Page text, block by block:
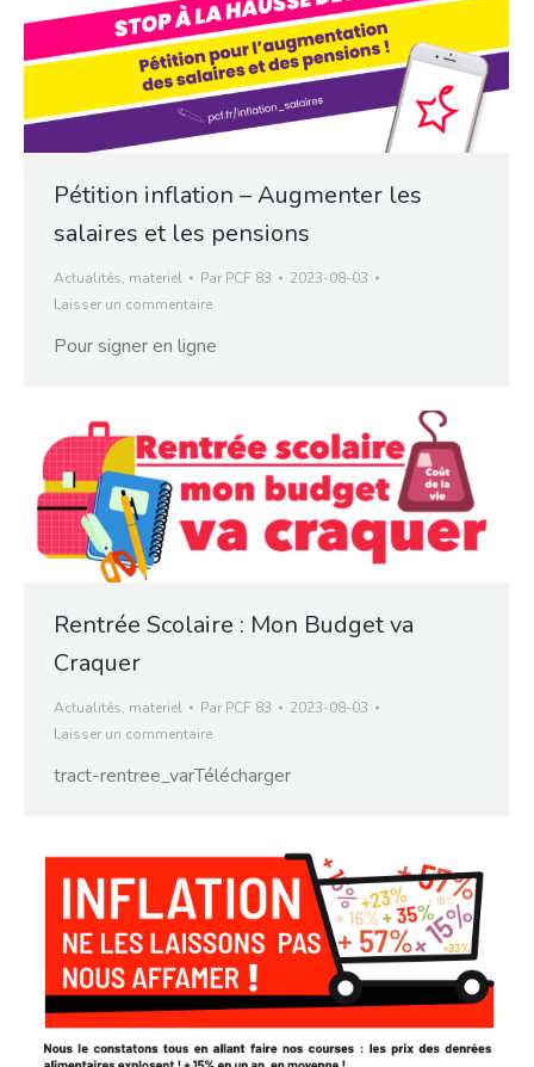
Pétition inflation – Augmenter les
salaires et les pensions
Actualités, materiel Par PCF 83
2023-08-03
Laisser un commentaire
Pour signer en ligne
Rentrée Scolaire : Mon Budget va
Craquer
Actualités, materiel Par PCF 83
2023-08-03
Laisser un commentaire
tract-rentree_varTélécharger